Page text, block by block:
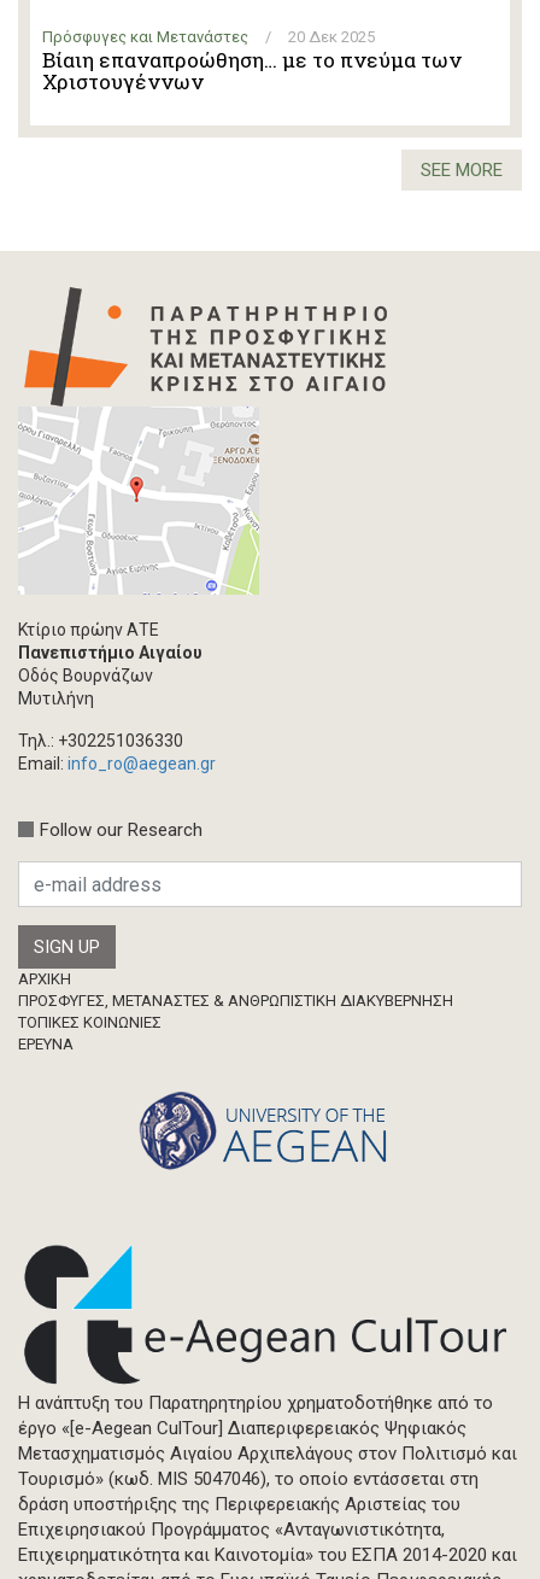
Πρόσφυγες και Μετανάστες / 20 Δεκ 2025
Βίαιη επαναπροώθηση… με το πνεύμα των
Χριστουγέννων
SEE MORE
Κτίριο πρώην ΑΤΕ
Πανεπιστήμιο Αιγαίου
Οδός Βουρνάζων
Μυτιλήνη
Τηλ.: +302251036330
Email: info_ro@aegean.gr
Follow our Research
Footer
ΑΡΧΙΚΗ
ΠΡΟΣΦΥΓΕΣ, ΜΕΤΑΝΑΣΤΕΣ & ΑΝΘΡΩΠΙΣΤΙΚΗ ΔΙΑΚΥΒΕΡΝΗΣΗ
ΤΟΠΙΚΕΣ ΚΟΙΝΩΝΙΕΣ
ΈΡΕΥΝΑ
Η ανάπτυξη του Παρατηρητηρίου χρηματοδοτήθηκε από το
έργο «[e-Aegean CulTour] Διαπεριφερειακός Ψηφιακός
Μετασχηματισμός Αιγαίου Αρχιπελάγους στον Πολιτισμό και
Τουρισμό» (κωδ. MIS 5047046), το οποίο εντάσσεται στη
δράση υποστήριξης της Περιφερειακής Αριστείας του
Επιχειρησιακού Προγράμματος «Ανταγωνιστικότητα,
Επιχειρηματικότητα και Καινοτομία» του ΕΣΠΑ 2014-2020 και